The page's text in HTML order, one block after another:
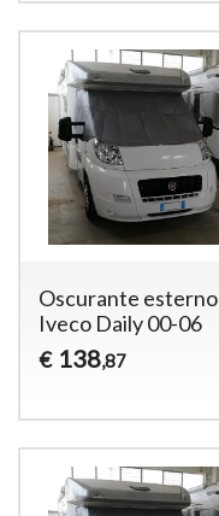
Oscurante esterno
Iveco Daily 00-06
€ 138,87